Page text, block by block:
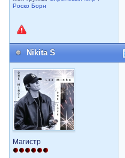
Роско Борн
Nikita S
Магистр